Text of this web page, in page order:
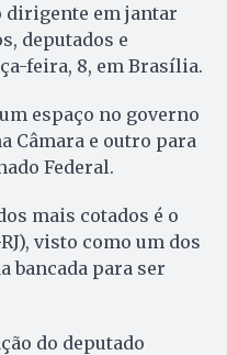
dirigente em jantar
deputados e
feira, 8, em Brasília.
espaço no governo
Câmara e outro para
Federal.
mais cotados é o
visto como um dos
bancada para ser
do deputado